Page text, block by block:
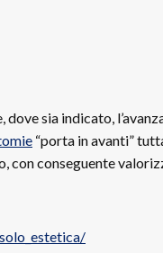
dove sia indicato,
“porta in avanti”
con conseguente